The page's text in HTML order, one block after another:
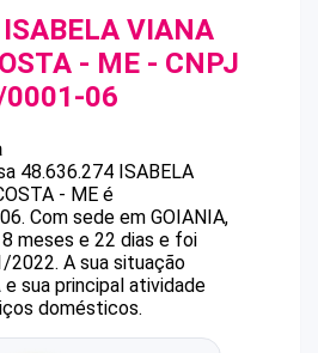
VIANA
- ME - CNPJ
06
48.636.274 ISABELA
- ME é
. Com sede em GOIANIA,
8 meses e 22 dias e foi
2022. A sua situação
e sua principal atividade
domésticos.